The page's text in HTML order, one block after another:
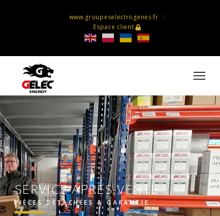
www.groupeselectrogenes.fr
Espace client
SERVICE APRÈS-VENTE
PIÈCES DÉTACHÉES & GARANTIE